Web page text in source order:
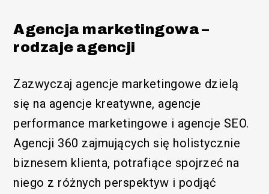
Agencja marketingowa–
rodzaje agencji
Zazwyczaj agencje marketingowe dzielą
się na agencje kreatywne, agencje
performance marketingowe i agencje SEO.
Agencji 360 zajmujących się holistycznie
biznesem klienta, potrafiące spojrzeć na
niego z różnych perspektyw i podjąć